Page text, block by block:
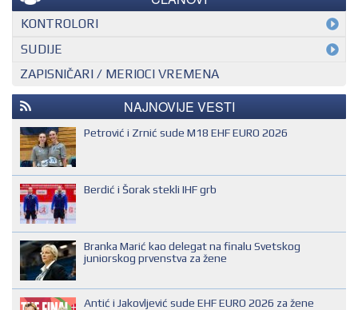
KONTROLORI
MEĐUNARODNI KONTROLOR
NACIONALNI KONTROLOR
REGIONALNI KONTROLOR
SUDIJE
EHF SUDIJA
IHF SUDIJA
MLADI EVROPSKI SUDIJA
NACIONALNI SUDIJA
REGIONALNI SUDIJA
SUDIJA DRUGE KATEGORIJE
SUDIJA OMLADINAC
SUDIJA PRVE KATEGORIJE
ZAPISNIČARI / MERIOCI VREMENA
NAJNOVIJE VESTI
Petrović i Zrnić sude M18 EHF EURO 2026
Berdić i Šorak stekli IHF grb
Branka Marić kao delegat na finalu Svetskog
juniorskog prvenstva za žene
Antić i Jakovljević sude EHF EURO 2026 za žene